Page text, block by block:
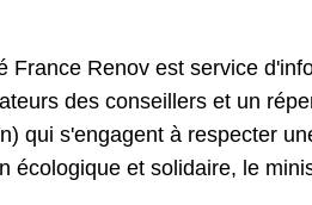
France Renov est service
des conseillers et un
qui s'engagent à respecter
écologique et solidaire, le